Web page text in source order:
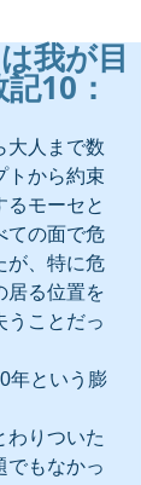
我が目
10：
大人まで数
トから約束
るモーセと
ての面で危
が、特に危
居る位置を
うことだっ
年という膨
わりついた
でもなかっ